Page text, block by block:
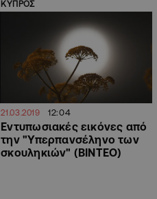
ΚΥΠΡΟΣ
21.03.2019 12:04
Εντυπωσιακές εικόνες από
την "Υπερπανσέληνο των
σκουληκιών" (ΒΙΝΤΕΟ)